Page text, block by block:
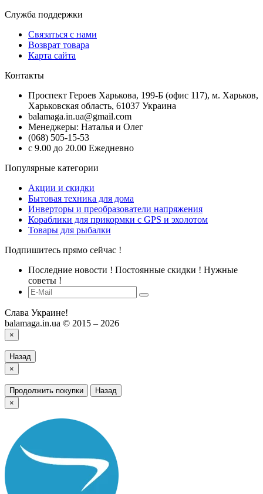
Служба поддержки
Связаться с нами
Возврат товара
Карта сайта
Контакты
Проспект Героев Харькова, 199-Б (офис 117), м. Харьков,
Харьковская область, 61037 Украина
balamaga.in.ua@gmail.com
Менеджеры: Наталья и Олег
(068) 505-15-53
с 9.00 до 20.00 Ежедневно
Популярные категории
Акции и скидки
Бытовая техника для дома
Инверторы и преобразователи напряжения
Кораблики для прикормки с GPS и эхолотом
Товары для рыбалки
Подпишитесь прямо сейчас !
Последние новости ! Постоянные скидки ! Нужные
советы !
Слава Украине!
balamaga.in.ua © 2015 – 2026
×
Назад
×
Продолжить покупки
Назад
×